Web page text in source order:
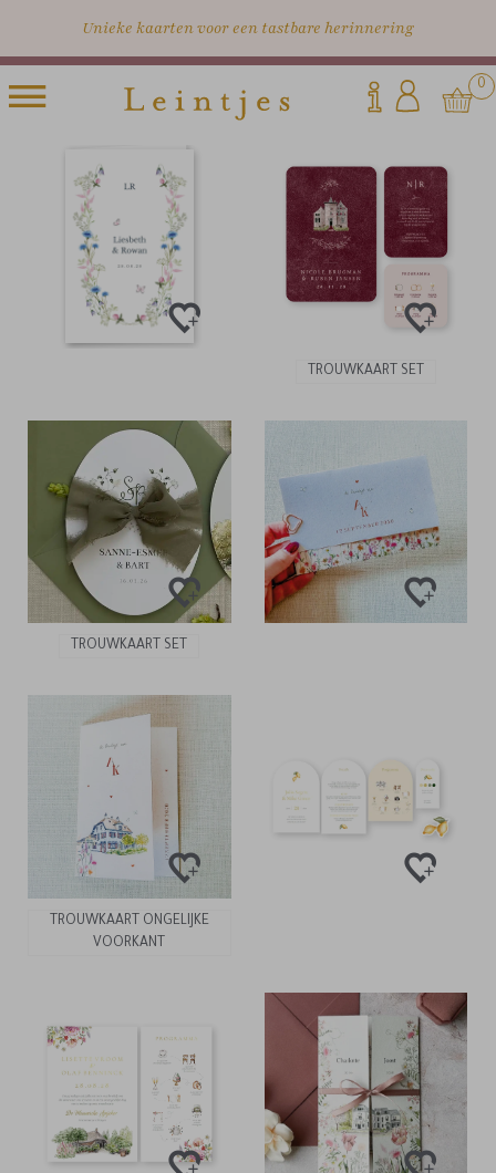
Unieke kaarten voor een tastbare herinnering
0
TROUWKAART SET
TROUWKAART SET
TROUWKAART ONGELIJKE
VOORKANT